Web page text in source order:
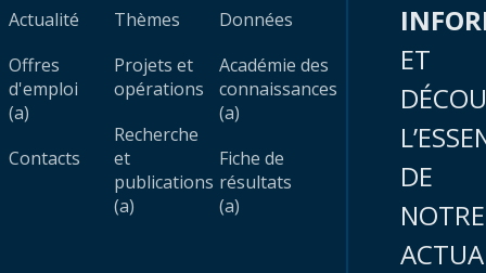
Actualité
Offres
d'emploi
(a)
Contacts
Thèmes
Projets et
opérations
Recherche
et
publications
(a)
Données
Académie des
connaissances
(a)
Fiche de
résultats
(a)
ET
DE
NOTRE